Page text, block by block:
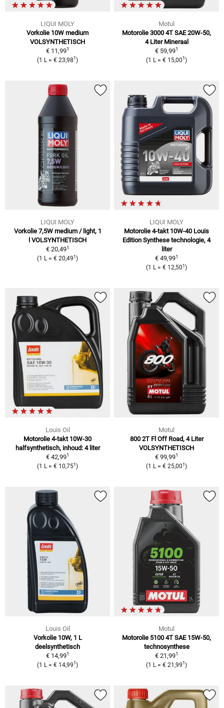
LIQUI MOLY
Vorkolie 10W medium
VOLSYNTHETISCH
€ 11,991
(1 L = € 23,981 )
Motul
Motorolie 3000 4T SAE 20W-50,
4 Liter Mineraal
€ 59,991
(1 L = € 15,001 )
LIQUI MOLY
Vorkolie 7,5W medium / light, 1
l VOLSYNTHETISCH
€ 20,491
(1 L = € 20,491 )
LIQUI MOLY
Motorolie 4-takt 10W-40 Louis
Edition Synthese technologie, 4
liter
€ 49,991
(1 L = € 12,501 )
Louis Oil
Motorolie 4-takt 10W-30
halfsynthetisch, inhoud: 4 liter
€ 42,991
(1 L = € 10,751 )
Motul
800 2T Fl Off Road, 4 Liter
VOLSYNTHETISCH
€ 99,991
(1 L = € 25,001 )
Louis Oil
Vorkolie 10W, 1 L
deelsynthetisch
€ 14,991
(1 L = € 14,991 )
Motul
Motorolie 5100 4T SAE 15W-50,
technosynthese
€ 21,991
(1 L = € 21,991 )